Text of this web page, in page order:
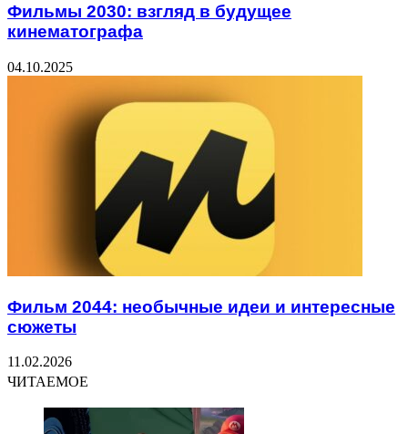
Фильмы 2030: взгляд в будущее
кинематографа
04.10.2025
Фильм 2044: необычные идеи и интересные
сюжеты
11.02.2026
ЧИТАЕМОЕ